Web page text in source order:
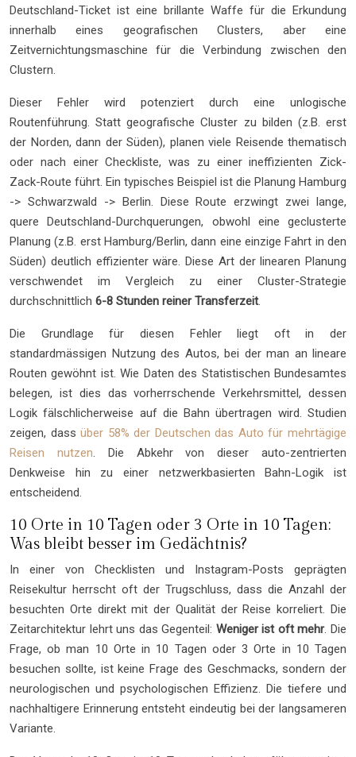
Deutschland-Ticket ist eine brillante Waffe für die Erkundung
innerhalb eines geografischen Clusters, aber eine
Zeitvernichtungsmaschine für die Verbindung zwischen den
Clustern.
Dieser Fehler wird potenziert durch eine unlogische
Routenführung. Statt geografische Cluster zu bilden (z.B. erst
der Norden, dann der Süden), planen viele Reisende thematisch
oder nach einer Checkliste, was zu einer ineffizienten Zick-
Zack-Route führt. Ein typisches Beispiel ist die Planung Hamburg
-> Schwarzwald -> Berlin. Diese Route erzwingt zwei lange,
quere Deutschland-Durchquerungen, obwohl eine geclusterte
Planung (z.B. erst Hamburg/Berlin, dann eine einzige Fahrt in den
Süden) deutlich effizienter wäre. Diese Art der linearen Planung
verschwendet im Vergleich zu einer Cluster-Strategie
durchschnittlich 6-8 Stunden reiner Transferzeit.
Die Grundlage für diesen Fehler liegt oft in der
standardmässigen Nutzung des Autos, bei der man an lineare
Routen gewöhnt ist. Wie Daten des Statistischen Bundesamtes
belegen, ist dies das vorherrschende Verkehrsmittel, dessen
Logik fälschlicherweise auf die Bahn übertragen wird. Studien
zeigen, dassüber 58% der Deutschen das Auto für mehrtägige
Reisen nutzen. Die Abkehr von dieser auto-zentrierten
Denkweise hin zu einer netzwerkbasierten Bahn-Logik ist
entscheidend.
10 Orte in 10 Tagen oder 3 Orte in 10 Tagen:
Was bleibt besser im Gedächtnis?
In einer von Checklisten und Instagram-Posts geprägten
Reisekultur herrscht oft der Trugschluss, dass die Anzahl der
besuchten Orte direkt mit der Qualität der Reise korreliert. Die
Zeitarchitektur lehrt uns das Gegenteil: Weniger ist oft mehr. Die
Frage, ob man 10 Orte in 10 Tagen oder 3 Orte in 10 Tagen
besuchen sollte, ist keine Frage des Geschmacks, sondern der
neurologischen und psychologischen Effizienz. Die tiefere und
nachhaltigere Erinnerung entsteht eindeutig bei der langsameren
Variante.